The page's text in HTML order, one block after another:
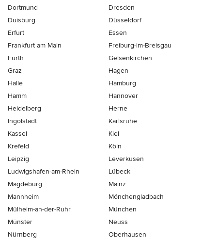
Dortmund
Dresden
Duisburg
Düsseldorf
Erfurt
Essen
Frankfurt am Main
Freiburg-im-Breisgau
Fürth
Gelsenkirchen
Graz
Hagen
Halle
Hamburg
Hamm
Hannover
Heidelberg
Herne
Ingolstadt
Karlsruhe
Kassel
Kiel
Krefeld
Köln
Leipzig
Leverkusen
Ludwigshafen-am-Rhein
Lübeck
Magdeburg
Mainz
Mannheim
Mönchen­gladbach
Mülheim-an-der-Ruhr
München
Münster
Neuss
Nürnberg
Oberhausen